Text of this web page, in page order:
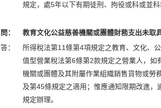
規定，處5年以下有期徒刑、拘役或科或並科
問：
教育文化公益慈善機關或團體財務支出未取
答：
所得稅法第11條第4項規定之教育、文化、
值型營業稅法第6條第2款規定之營業人，
機關或團體及其附屬作業組織銷售貨物或勞
及第45條規定之適用；惟應通知限期改進
規定辦理。